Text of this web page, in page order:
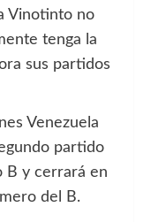
Vinotinto no
tenga la
sus partidos
Venezuela
partido
B y cerrará en
del B.